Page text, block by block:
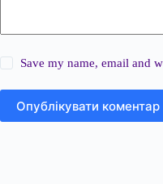
Save my name, email and
Опублікувати коментар